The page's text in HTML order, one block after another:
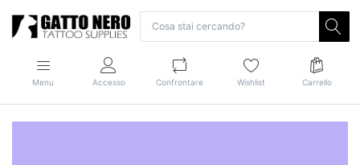
Menu Accesso Confrontare Wishlist Carrello